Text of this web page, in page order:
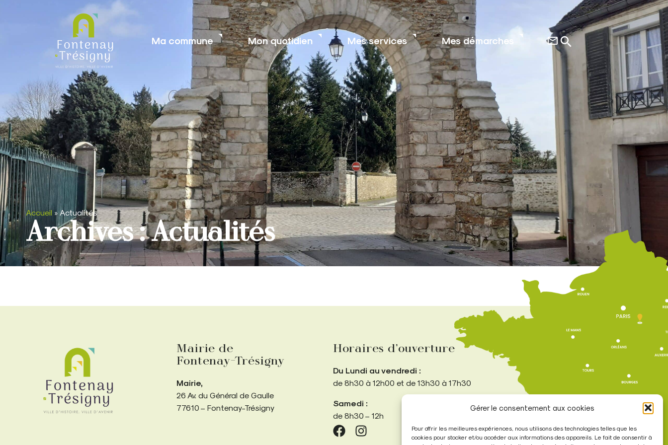
Gérer le consentement aux cookies
Pour offrir les meilleures expériences, nous utilisons des technologies telles que les
cookies pour stocker et/ou accéder aux informations des appareils. Le fait de consentir à
Ma commune Mon quotidien Mes services Mes démarches
Accueil»Actualités
Archives : Actualités
Mairie de
Fontenay-Trésigny
Mairie,
26 Av. du Général de Gaulle
77610 – Fontenay-Trésigny
Horaires d’ouverture
Du Lundi au vendredi :
de 8h30 à 12h00 et de 13h30 à 17h30
Samedi :
de 8h30 – 12h